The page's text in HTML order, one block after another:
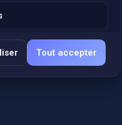
Tout accepter